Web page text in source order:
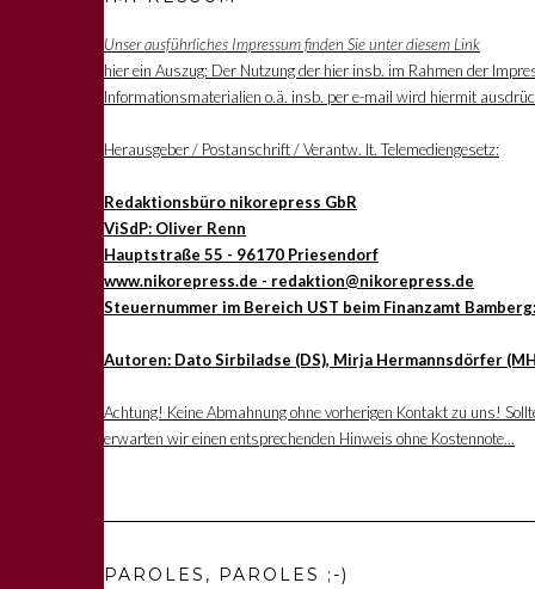
Unser ausführliches Impressum finden Sie unter diesem Link
hier ein Auszug: Der Nutzung der hier insb. im Rahmen der
Informationsmaterialien o.ä. insb. per e-mail wird hiermit
Herausgeber / Postanschrift / Verantw. lt. Telemediengesetz:
Redaktionsbüro nikorepress GbR
ViSdP: Oliver Renn
Hauptstraße 55 - 96170 Priesendorf
www.nikorepress.de - redaktion@nikorepress.de
Steuernummer im Bereich UST beim Finanzamt
Autoren: Dato Sirbiladse (DS), Mirja Hermannsdörfer
Achtung! Keine Abmahnung ohne vorherigen Kontakt zu uns!
erwarten wir einen entsprechenden Hinweis ohne Kostennote...
PAROLES, PAROLES ;-)